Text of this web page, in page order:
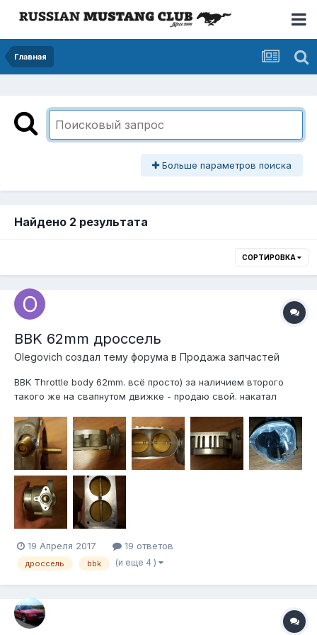
Главная
Больше параметров поиска
Найдено 2 результата
СОРТИРОВКА
BBK 62mm дроссель
Olegovich создал тему форума в Продажа запчастей
BBK Throttle body 62mm. всё просто) за наличием второго
такого же на свапнутом движке - продаю свой. накатал
пломба на месте. подходит для 2005-2009 GT (4.6 литра
ёптель) с ebay приходит без датчика положения дроссельной
заслонки и серво...
19 Апреля 2017 19 ответов
дроссель bbk (и еще 4 )